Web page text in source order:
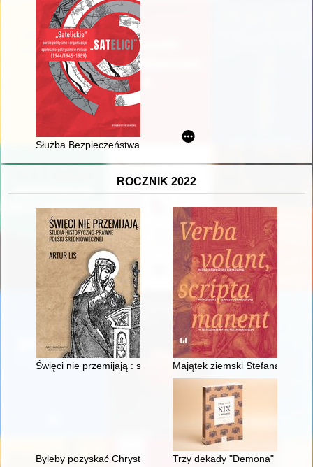
Służba Bezpieczeństwa wobec organizacji katolickich PAX,
ROCZNIK 2022
Święci nie przemijają : studia historyczno-prawne Polski
Majątek ziemski Stefana
Byleby pozyskać Chrystusa : życie i męczeństwo matki Marii
Trzy dekady "Demona" : dzieje